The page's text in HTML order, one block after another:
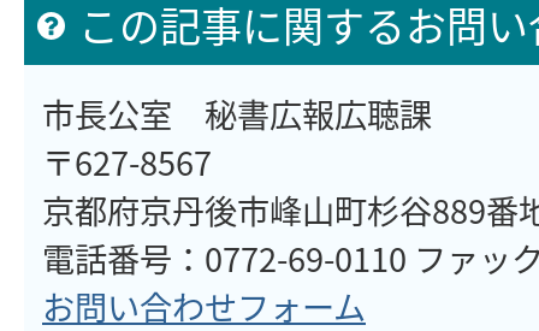
この記事に関するお問
市長公室 秘書広報広聴課
〒627-8567
京都府京丹後市峰山町杉谷889番
電話番号：0772-69-0110 ファッ
お問い合わせフォーム